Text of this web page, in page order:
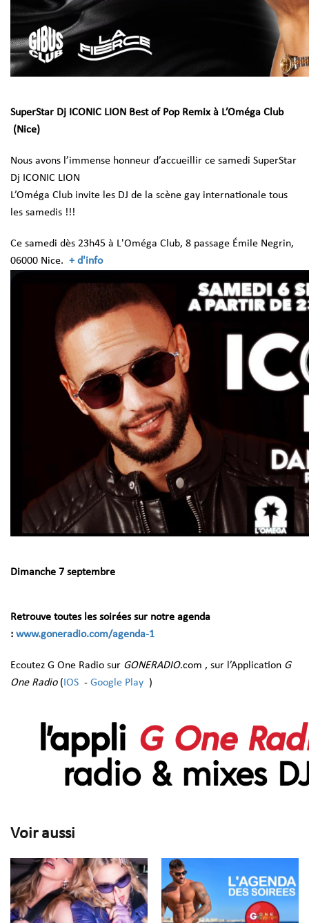
SuperStar Dj ICONIC LION Best of Pop Remix à L’Oméga Club
(Nice)
Nous avons l’immense honneur d’accueillir ce samedi SuperStar
Dj ICONIC LION
L’Oméga Club invite les DJ de la scène gay internationale tous
les samedis !!!
Ce samedi dès 23h45 à L'Oméga Club, 8 passage Émile Negrin,
06000 Nice. + d'info
Dimanche 7 septembre
Retrouve toutes les soirées sur notre agenda
: www.goneradio.com/agenda-1
Ecoutez G One Radio sur GONERADIO.com , sur l’Application G
One Radio ( IOS - Google Play )
Voir aussi